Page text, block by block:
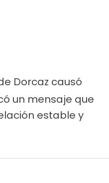
Dorcaz causó
un mensaje que
estable y